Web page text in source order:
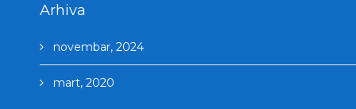
Arhiva
novembar, 2024
mart, 2020